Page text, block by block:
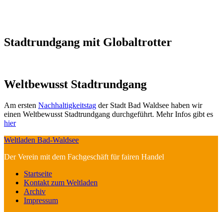
Stadtrundgang mit Globaltrotter
Weltbewusst Stadtrundgang
Am ersten Nachhaltigkeitstag der Stadt Bad Waldsee haben wir
einen Weltbewusst Stadtrundgang durchgeführt. Mehr Infos gibt es
hier
Weltladen Bad-Waldsee
Der Verein mit dem Fachgeschäft für fairen Handel
Startseite
Kontakt zum Weltladen
Archiv
Impressum